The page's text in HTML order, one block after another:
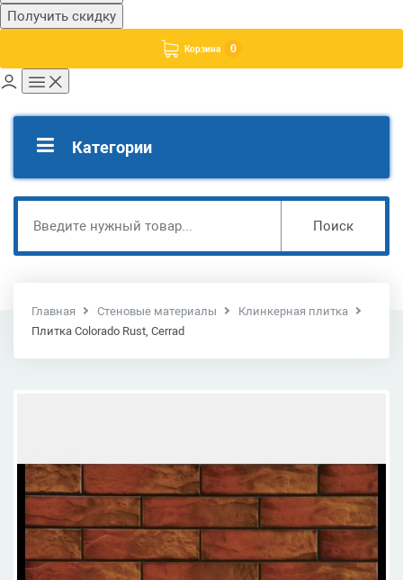
Получить скидку
Корзина 0
Категории
Поиск
Главная Стеновые материалы
Клинкерная плитка
Плитка Colorado Rust, Cerrad